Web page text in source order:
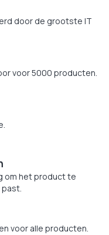
door de grootste IT
voor 5000 producten.
om het product te
voor alle producten.